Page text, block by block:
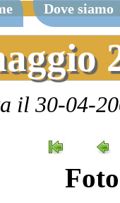
Dove siamo
il 30-04-